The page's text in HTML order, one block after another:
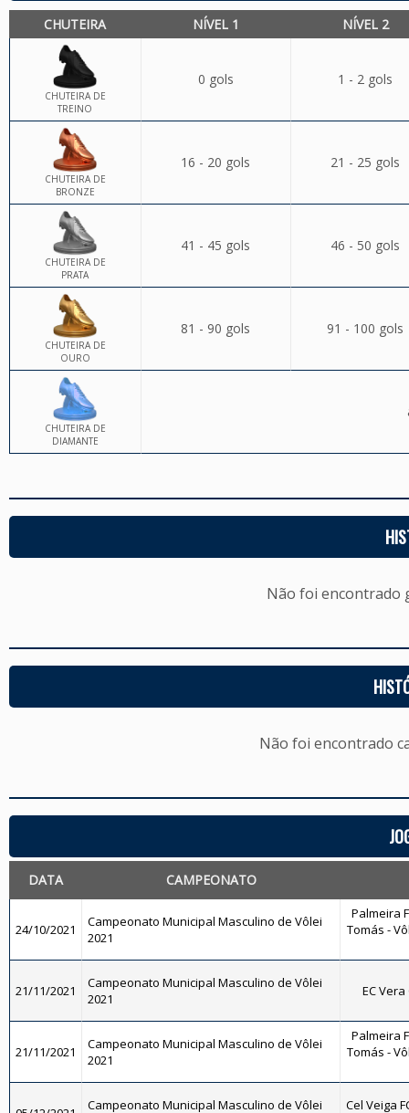
CHUTEIRA NÍVEL 1 NÍVEL 2
CHUTEIRA DE
TREINO
0 gols 1 - 2 gols
CHUTEIRA DE
BRONZE
16 - 20 gols 21 - 25 gols
CHUTEIRA DE
PRATA
41 - 45 gols 46 - 50 gols
CHUTEIRA DE
OURO
81 - 90 gols 91 - 100 gols
CHUTEIRA DE
DIAMANTE
Não foi encontrado
Não foi encontrado
DATA CAMPEONATO
24/10/2021
Campeonato Municipal Masculino de Vôlei
2021
Palmeira
Tomás -
21/11/2021
Campeonato Municipal Masculino de Vôlei
2021
EC
21/11/2021
Campeonato Municipal Masculino de Vôlei
2021
Palmeira
Tomás -
Campeonato Municipal Masculino de Vôlei Cel Veiga